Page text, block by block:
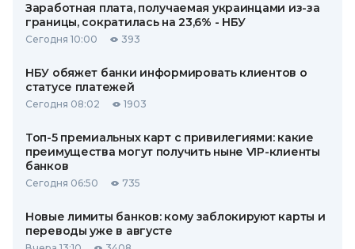
Заработная плата, получаемая украинцами из-за
границы, сократилась на 23,6% - НБУ
Сегодня 10:00 393
НБУ обяжет банки информировать клиентов о
статусе платежей
Сегодня 08:02 1903
Топ-5 премиальных карт с привилегиями: какие
преимущества могут получить ныне VIP-клиенты
банков
Сегодня 06:50 735
Новые лимиты банков: кому заблокируют карты и
переводы уже в августе